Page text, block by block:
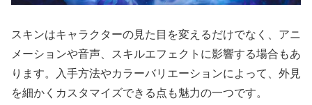
スキンはキャラクターの見た目を変えるだけでなく、アニ
メーションや音声、スキルエフェクトに影響する場合もあ
ります。入手方法やカラーバリエーションによって、外見
を細かくカスタマイズできる点も魅力の一つです。